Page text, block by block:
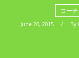
コー
June 20, 2015 By